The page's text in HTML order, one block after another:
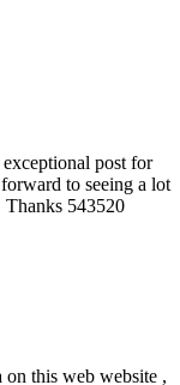
post for
to seeing a lot
Thanks 543520
this web website ,